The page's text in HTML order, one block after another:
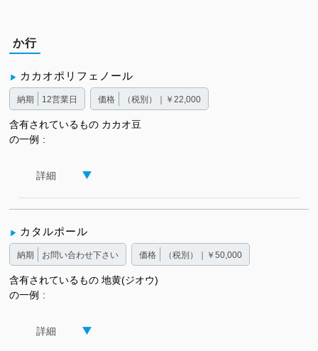
か行
カカオポリフェノール
納期 12営業日 価格 （税別）｜￥22,000
含有されているもの
の一例
カカオ豆
詳細
カタルポール
納期 お問い合わせ下さい 価格 （税別）｜￥50,000
含有されているもの
の一例
地黄(ジオウ)
詳細